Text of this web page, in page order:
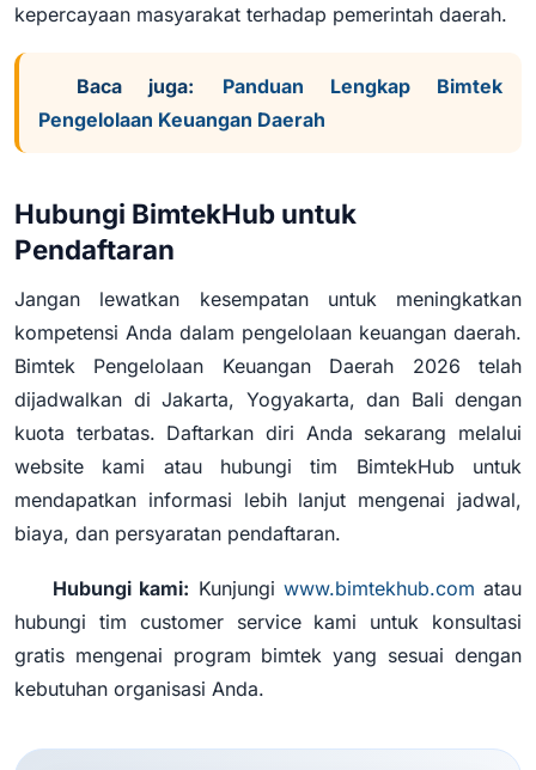
kepercayaan masyarakat terhadap pemerintah daerah.
Baca juga:
Panduan Lengkap Bimtek
Pengelolaan Keuangan Daerah
Hubungi BimtekHub untuk
Pendaftaran
Jangan lewatkan kesempatan untuk meningkatkan
kompetensi Anda dalam pengelolaan keuangan daerah.
Bimtek Pengelolaan Keuangan Daerah 2026 telah
dijadwalkan di Jakarta, Yogyakarta, dan Bali dengan
kuota terbatas. Daftarkan diri Anda sekarang melalui
website kami atau hubungi tim BimtekHub untuk
mendapatkan informasi lebih lanjut mengenai jadwal,
biaya, dan persyaratan pendaftaran.
Hubungi kami: Kunjungi www.bimtekhub.com atau
hubungi tim customer service kami untuk konsultasi
gratis mengenai program bimtek yang sesuai dengan
kebutuhan organisasi Anda.